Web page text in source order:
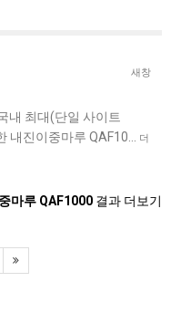
새창
내 최대(단일 사이트
내진이중마루 QAF10…
더
마루 QAF1000 결과 더보기